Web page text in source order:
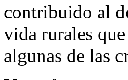
contribuido al
vida rurales
algunas de las